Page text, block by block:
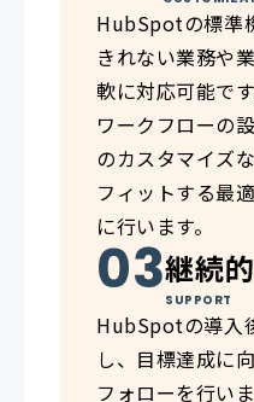
HubSpotの標準
きれない業務や
軟に対応可能で
ワークフローの
のカスタマイズ
フィットする最
に行います。
継続
SUPPORT
HubSpotの導入
し、目標達成に
フォローを行い